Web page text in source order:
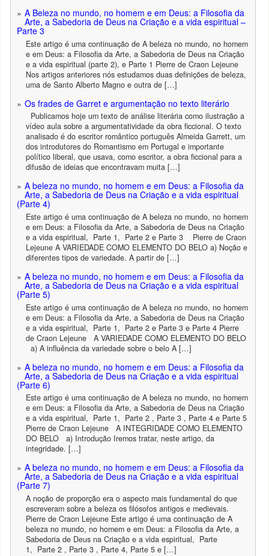
A Beleza no mundo, no homem e em Deus: a Filosofia da
Arte, a Sabedoria de Deus na Criação e a vida espiritual –
Parte 3
Este artigo é uma continuação de A beleza no mundo, no homem
e em Deus: a Filosofia da Arte, a Sabedoria de Deus na Criação
e a vida espiritual (parte 2), e Parte 1 Pierre de Craon Lejeune
Nos artigos anteriores nós estudamos duas definições de beleza,
uma de Santo Alberto Magno e outra de […]
Os frades de Garret e argumentação no texto literário
Publicamos hoje um texto de análise literária como ilustração a
vídeo aula sobre a argumentatividade da obra ficcional. O texto
analisado é do escritor romântico português Almeida Garrett, um
dos introdutores do Romantismo em Portugal e importante
político liberal, que usava, como escritor, a obra ficcional para a
difusão de ideias que encontravam muita […]
A beleza no mundo, no homem e em Deus: a Filosofia da
Arte, a Sabedoria de Deus na Criação e a vida espiritual
(Parte 4)
Este artigo é uma continuação de A beleza no mundo, no homem
e em Deus: a Filosofia da Arte, a Sabedoria de Deus na Criação
e a vida espiritual, Parte 1, Parte 2 e Parte 3 Pierre de Craon
Lejeune A VARIEDADE COMO ELEMENTO DO BELO a) Noção e
diferentes tipos de variedade. A partir de […]
A beleza no mundo, no homem e em Deus: a Filosofia da
Arte, a Sabedoria de Deus na Criação e a vida espiritual
(Parte 5)
Este artigo é uma continuação de A beleza no mundo, no homem
e em Deus: a Filosofia da Arte, a Sabedoria de Deus na Criação
e a vida espiritual, Parte 1, Parte 2 e Parte 3 e Parte 4 Pierre
de Craon Lejeune A VARIEDADE COMO ELEMENTO DO BELO
a) A influência da variedade sobre o belo A […]
A beleza no mundo, no homem e em Deus: a Filosofia da
Arte, a Sabedoria de Deus na Criação e a vida espiritual
(Parte 6)
Este artigo é uma continuação de A beleza no mundo, no homem
e em Deus: a Filosofia da Arte, a Sabedoria de Deus na Criação
e a vida espiritual, Parte 1, Parte 2 , Parte 3 , Parte 4 e Parte 5
Pierre de Craon Lejeune A INTEGRIDADE COMO ELEMENTO
DO BELO a) Introdução Iremos tratar, neste artigo, da
integridade. […]
A beleza no mundo, no homem e em Deus: a Filosofia da
Arte, a Sabedoria de Deus na Criação e a vida espiritual
(Parte 7)
A noção de proporção era o aspecto mais fundamental do que
escreveram sobre a beleza os filósofos antigos e medievais.
Pierre de Craon Lejeune Este artigo é uma continuação de A
beleza no mundo, no homem e em Deus: a Filosofia da Arte, a
Sabedoria de Deus na Criação e a vida espiritual, Parte
1, Parte 2 , Parte 3 , Parte 4, Parte 5 e […]